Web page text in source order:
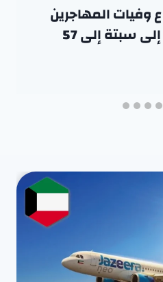
وفيات المهاجرين
أثناء محاولة العبور إلى سبتة إلى 57